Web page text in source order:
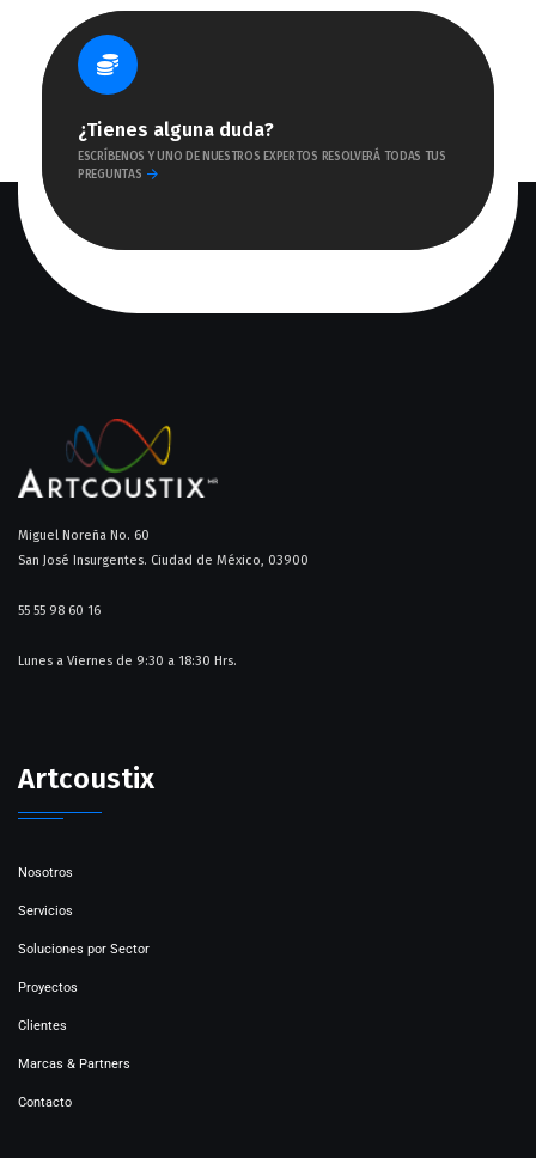
¿Tienes alguna duda?
ESCRÍBENOS Y UNO DE NUESTROS EXPERTOS RESOLVERÁ TODAS TUS
PREGUNTAS
Miguel Noreña No. 60
San José Insurgentes. Ciudad de México, 03900
55 55 98 60 16​
Lunes a Viernes de 9:30 a 18:30 Hrs.
Artcoustix
Nosotros
Servicios
Soluciones por Sector
Proyectos
Clientes
Marcas & Partners
Contacto